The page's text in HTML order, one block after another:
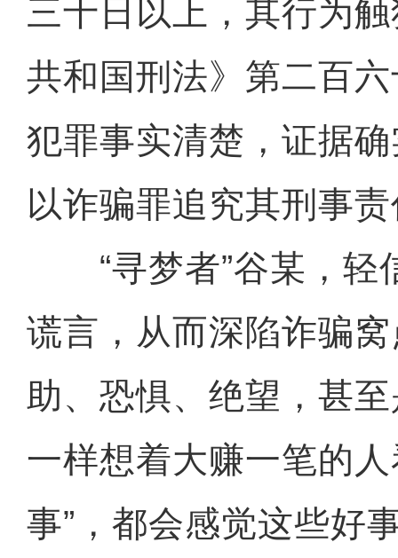
三十日以上，其行为
共和国刑法》第二百
犯罪事实清楚，证据
以诈骗罪追究其刑事
“寻梦者”谷某，轻
谎言，从而深陷诈骗
助、恐惧、绝望，甚
一样想着大赚一笔的
事”，都会感觉这些好